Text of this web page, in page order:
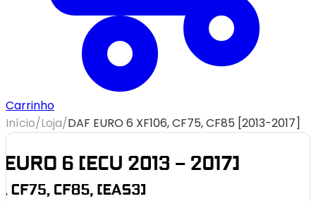
Carrinho
Início/Loja/DAF EURO 6 XF106, CF75, CF85 [2013-2017]